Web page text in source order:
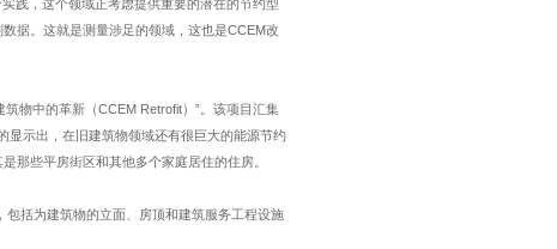
践，这个领域正考虑提供重要的潜在的节约型
据。这就是测量涉足的领域，这也是CCEM改
筑物中的革新（CCEM Retrofit） ” 。该项目汇集
显示出，在旧建筑物领域还有很巨大的能源节约
那些平房街区和其他多个家庭居住的住房。
括为建筑物的立面、房顶和建筑服务工程设施